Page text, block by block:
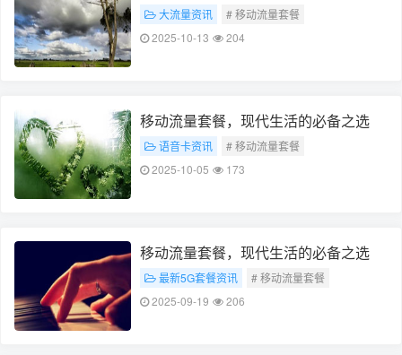
大流量资讯
# 移动流量套餐
# 现代通信必备
2025-10-13 204
移动流量套餐，现代生活的必备之选
语音卡资讯
# 移动流量套餐
# 现代生活必备
2025-10-05 173
移动流量套餐，现代生活的必备之选
最新5G套餐资讯
# 移动流量套餐
# 现代生活必备
2025-09-19 206